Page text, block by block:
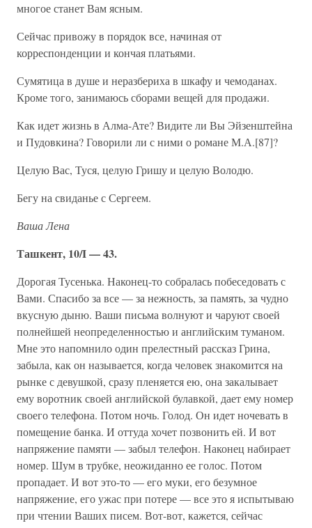
многое станет Вам ясным.
Сейчас привожу в порядок все, начиная от
корреспонденции и кончая платьями.
Сумятица в душе и неразбериха в шкафу и чемоданах.
Кроме того, занимаюсь сборами вещей для продажи.
Как идет жизнь в Алма-Ате? Видите ли Вы Эйзенштейна
и Пудовкина? Говорили ли с ними о романе М.А.[87]?
Целую Вас, Туся, целую Гришу и целую Володю.
Бегу на свиданье с Сергеем.
Ваша Лена
Ташкент, 10/I — 43.
Дорогая Тусенька. Наконец-то собралась побеседовать с
Вами. Спасибо за все — за нежность, за память, за чудно
вкусную дыню. Ваши письма волнуют и чаруют своей
полнейшей неопределенностью и английским туманом.
Мне это напомнило один прелестный рассказ Грина,
забыла, как он называется, когда человек знакомится на
рынке с девушкой, сразу пленяется ею, она закалывает
ему воротник своей английской булавкой, дает ему номер
своего телефона. Потом ночь. Голод. Он идет ночевать в
помещение банка. И оттуда хочет позвонить ей. И вот
напряжение памяти — забыл телефон. Наконец набирает
номер. Шум в трубке, неожиданно ее голос. Потом
пропадает. И вот это-то — его муки, его безумное
напряжение, его ужас при потере — все это я испытываю
при чтении Ваших писем. Вот-вот, кажется, сейчас